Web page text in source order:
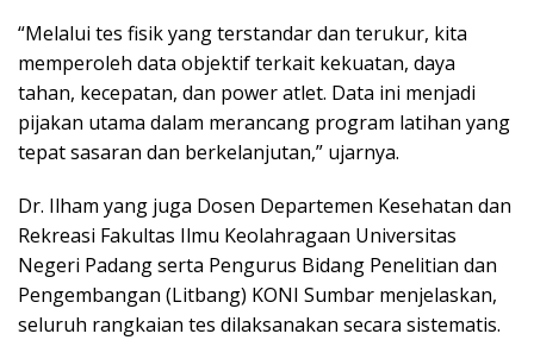
“Melalui tes fisik yang terstandar dan terukur, kita
memperoleh data objektif terkait kekuatan, daya
tahan, kecepatan, dan power atlet. Data ini menjadi
pijakan utama dalam merancang program latihan yang
tepat sasaran dan berkelanjutan,” ujarnya.
Dr. Ilham yang juga Dosen Departemen Kesehatan dan
Rekreasi Fakultas Ilmu Keolahragaan Universitas
Negeri Padang serta Pengurus Bidang Penelitian dan
Pengembangan (Litbang) KONI Sumbar menjelaskan,
seluruh rangkaian tes dilaksanakan secara sistematis.